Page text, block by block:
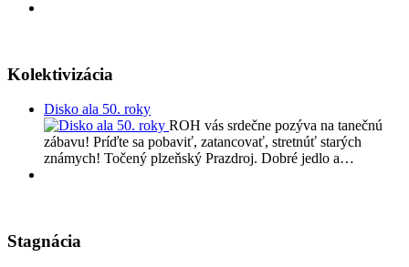
Kolektivizácia
Disko ala 50. roky
ROH vás srdečne pozýva na tanečnú
zábavu! Príďte sa pobaviť, zatancovať, stretnúť starých
známych! Točený plzeňský Prazdroj. Dobré jedlo a…
Stagnácia